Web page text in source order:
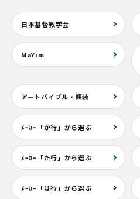
日本基督教学会
MaYim
アートバイブル・額装
ﾒｰｶｰ「か行」から選ぶ
ﾒｰｶｰ「た行」から選ぶ
ﾒｰｶｰ「は行」から選ぶ